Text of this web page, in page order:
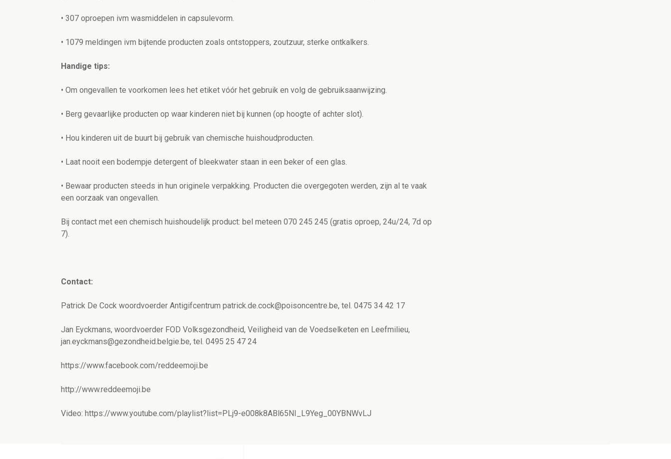
• 307 oproepen ivm wasmiddelen in capsulevorm.
• 1079 meldingen ivm bijtende producten zoals ontstoppers, zoutzuur, sterke ontkalkers.
Handige tips:
• Om ongevallen te voorkomen lees het etiket vóór het gebruik en volg de gebruiksaanwijzing.
• Berg gevaarlijke producten op waar kinderen niet bij kunnen (op hoogte of achter slot).
• Hou kinderen uit de buurt bij gebruik van chemische huishoudproducten.
• Laat nooit een bodempje detergent of bleekwater staan in een beker of een glas.
• Bewaar producten steeds in hun originele verpakking. Producten die overgegoten werden, zijn al te vaak
een oorzaak van ongevallen.
Bij contact met een chemisch huishoudelijk product: bel meteen 070 245 245 (gratis oproep, 24u/24, 7d op
7).
Contact:
Patrick De Cock woordvoerder Antigifcentrum patrick.de.cock@poisoncentre.be, tel. 0475 34 42 17
Jan Eyckmans, woordvoerder FOD Volksgezondheid, Veiligheid van de Voedselketen en Leefmilieu,
jan.eyckmans@gezondheid.belgie.be, tel. 0495 25 47 24
https://www.facebook.com/reddeemoji.be
http://www.reddeemoji.be
Video: https://www.youtube.com/playlist?list=PLj9-e008k8ABl65NI_L9Yeg_00YBNWvLJ